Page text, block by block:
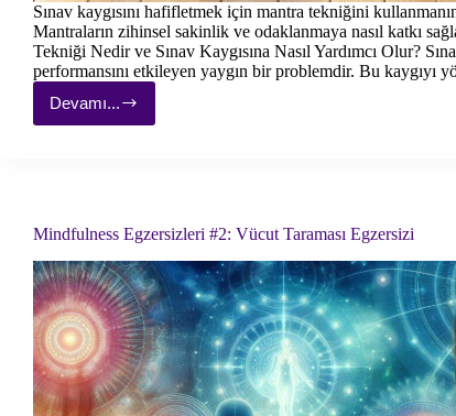
Sınav kaygısını hafifletmek için mantra tekniğini
Mantraların zihinsel sakinlik ve odaklanmaya nasıl katkı
Tekniği Nedir ve Sınav Kaygısına Nasıl Yardımcı Olur?
performansını etkileyen yaygın bir problemdir. Bu kaygıyı
Devamı...
Sınav
Kaygısı
Mindfulness Egzersizleri #2: Vücut Taraması Egzersizi